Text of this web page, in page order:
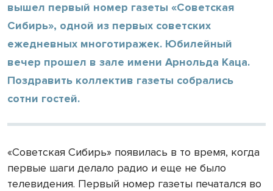
вышел первый номер газеты «Советская
Сибирь», одной из первых советских
ежедневных многотиражек. Юбилейный
вечер прошел в зале имени Арнольда Каца.
Поздравить коллектив газеты собрались
сотни гостей.
«Советская Сибирь» появилась в то время, когда
первые шаги делало радио и еще не было
телевидения. Первый номер газеты печатался во